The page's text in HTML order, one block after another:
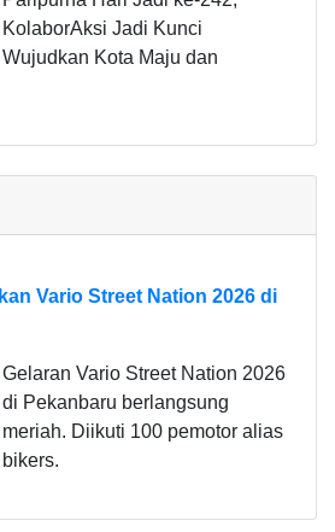
KolaborAksi Jadi Kunci
Wujudkan Kota Maju dan
Vario Street Nation 2026 di
Gelaran Vario Street Nation 2026
di Pekanbaru berlangsung
meriah. Diikuti 100 pemotor alias
bikers.